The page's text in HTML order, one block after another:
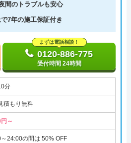
間のトラブルも安心
7年の施工保証付き
まずは電話相談！
0120-886-775
受付時間 24時間
分
積もり無料
～
24:00の間は 50% OFF